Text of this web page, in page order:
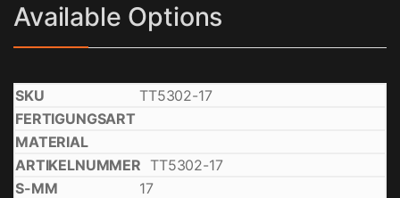
Available Options
TT5302-17
TT5302-17
17